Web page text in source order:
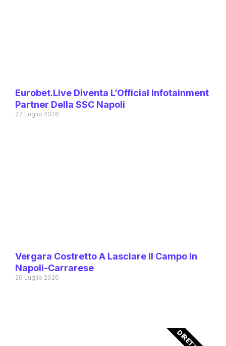
Eurobet.live Diventa L’Official Infotainment
Partner Della SSC Napoli
27 Luglio 2026
Vergara Costretto A Lasciare Il Campo In
Napoli-Carrarese
26 Luglio 2026